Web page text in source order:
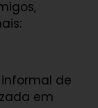
de
em